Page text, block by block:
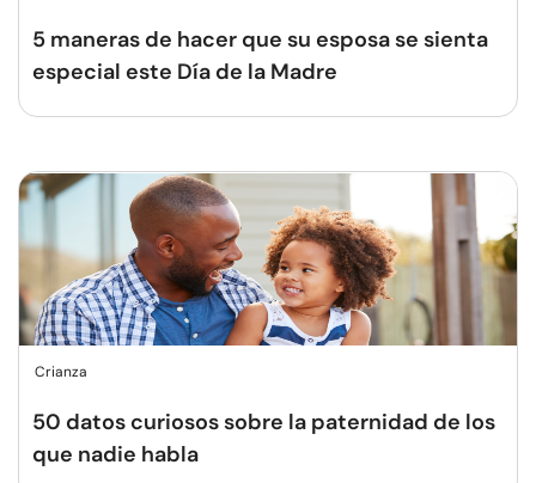
5 maneras de hacer que su esposa se sienta
especial este Día de la Madre
Crianza
50 datos curiosos sobre la paternidad de los
que nadie habla